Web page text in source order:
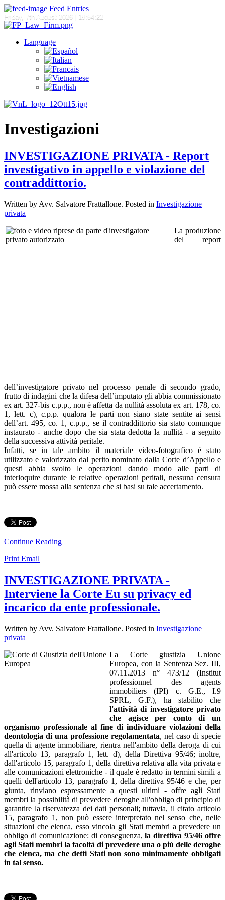
Feed Entries
Friday, 7th August 2026 | 19:54:22
Language
Investigazioni
INVESTIGAZIONE PRIVATA - Report
investigativo in appello e violazione del
contraddittorio.
Written by Avv. Salvatore Frattallone. Posted in Investigazione
privata
La produzione
del report
dell’investigatore privato nel processo penale di secondo grado,
frutto di indagini che la difesa dell’imputato gli abbia commissionato
ex art. 327-bis c.p.p., non è affetta da nullità assoluta ex art. 178, co.
1, lett. c), c.p.p. qualora le parti non siano state sentite ai sensi
dell’art. 495, co. 1, c.p.p., se il contraddittorio sia stato comunque
instaurato - anche dopo che sia stata dedotta la nullità - a seguito
della successiva attività peritale.
Infatti, se in tale ambito il materiale video-fotografico é stato
utilizzato e valorizzato dal perito nominato dalla Corte d’Appello e
questi abbia svolto le operazioni dando modo alle parti di
interloquire durante le relative operazioni peritali, nessuna censura
può essere mossa alla sentenza che si basi su tale accertamento.
Continue Reading
Print Email
INVESTIGAZIONE PRIVATA -
Interviene la Corte Eu su privacy ed
incarico da ente professionale.
Written by Avv. Salvatore Frattallone. Posted in Investigazione
privata
La Corte giustizia Unione
Europea, con la Sentenza Sez. III,
07.11.2013 n° 473/12 (Institut
professionnel des agents
immobiliers (IPI) c. G.E., I.9
SPRL, G.F.), ha stabilito che
l'attività di investigatore privato
che agisce per conto di un
organismo professionale al fine di individuare violazioni della
deontologia di una professione regolamentata, nel caso di specie
quella di agente immobiliare, rientra nell'ambito della deroga di cui
all'articolo 13, paragrafo 1, lett. d), della Direttiva 95/46; inoltre,
dall'articolo 15, paragrafo 1, della direttiva relativa alla vita privata e
alle comunicazioni elettroniche - il quale è redatto in termini simili a
quelli dell'articolo 13, paragrafo 1, della direttiva 95/46 e che, per
giunta, rinviano espressamente a questi ultimi - offre agli Stati
membri la possibilità di prevedere deroghe all'obbligo di principio di
garantire la riservatezza dei dati personali; tuttavia, il citato articolo
15, paragrafo 1, non può essere interpretato nel senso che, nelle
situazioni che elenca, esso vincola gli Stati membri a prevedere un
obbligo di comunicazione: di conseguenza,la direttiva 95/46 offre
agli Stati membri la facoltà di prevedere una o più delle deroghe
che elenca, ma che detti Stati non sono minimamente obbligati
in tal senso.